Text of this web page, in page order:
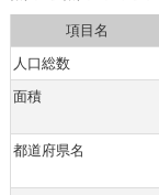
項目名
人口総数
面積
都道府県名